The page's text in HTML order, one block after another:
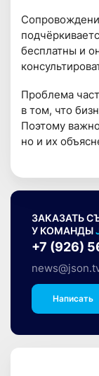
бесплатны и
Проблема
в том, что
Поэтому
но и их
ЗАКАЗАТЬ
У КОМАНДЫ
+7 (926)
Написать